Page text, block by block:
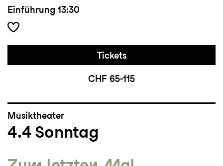
Einführung 13:30
Tickets
CHF 65-115
Musiktheater
4.4 Sonntag